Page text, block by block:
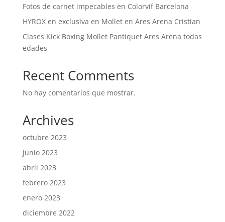
Fotos de carnet impecables en Colorvif Barcelona
HYROX en exclusiva en Mollet en Ares Arena Cristian
Clases Kick Boxing Mollet Pantiquet Ares Arena todas
edades
Recent Comments
No hay comentarios que mostrar.
Archives
octubre 2023
junio 2023
abril 2023
febrero 2023
enero 2023
diciembre 2022